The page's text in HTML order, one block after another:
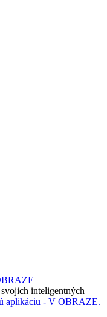
inteligentných
aplikáciu - V OBRAZE.